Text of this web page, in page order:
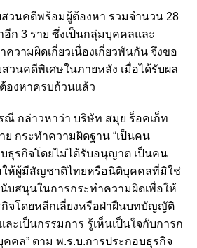
วนคดีพร้อมผู้ต้องหา รวมจำนวน 28
ก 3 ราย ซึ่งเป็นกลุ่มบุคคลและ
วามผิดเกี่ยวเนื่องเกี่ยวพันกัน จึงขอ
วนคดีพิเศษในภายหลัง เมื่อได้รับผล
องหาครบถ้วนแล้ว
ณี กล่าวหาว่า บริษัท สมุย ร็อคเก็ท
ย กระทำความผิดฐาน “เป็นคน
ธุรกิจโดยไม่ได้รับอนุญาต เป็นคน
ให้ผู้มีสัญชาติไทยหรือนิติบุคคลที่มิใช่
บสนุนในการกระทำความผิดเพื่อให้
จโดยหลีกเลี่ยงหรือฝ่าฝืนบทบัญญัติ
ะเป็นกรรมการ รู้เห็นเป็นใจกับการก
คล” ตาม พ.ร.บ.การประกอบธุรกิจ